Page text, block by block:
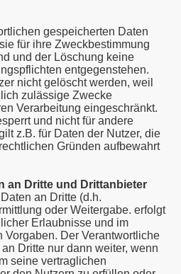
gespeicherten Daten
für ihre Zweckbestimmung
und der Löschung keine
entgegenstehen.
nicht gelöscht werden, weil
zulässige Zwecke
Verarbeitung eingeschränkt.
und nicht für andere
z.B. für Daten der Nutzer, die
Gründen aufbewahrt
an Dritte und Drittanbieter
an Dritte (d.h.
oder Weitergabe. erfolgt
Erlaubnisse und im
Vorgaben. Der Verantwortliche
Dritte nur dann weiter, wenn
seine vertraglichen